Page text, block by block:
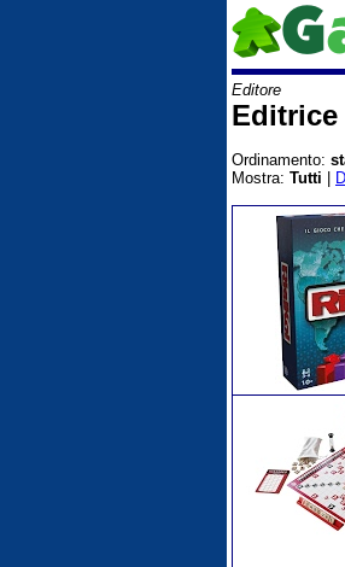
Editore
Ordinamento:
Mostra: Tutti